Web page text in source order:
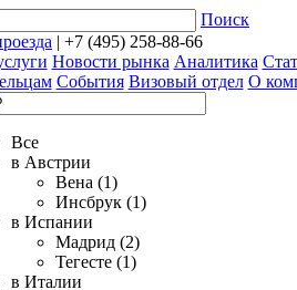
Поиск
| +7 (495) 258-88-66
Новости рынка Аналитика
События Визовый отдел О
Все
в Австрии
Вена (1)
Инсбрук (1)
в Испании
Мадрид (2)
Тегесте (1)
в Италии